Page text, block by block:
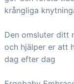
krångliga
Den omsluter ditt
och hjälper er att
dag efter dag